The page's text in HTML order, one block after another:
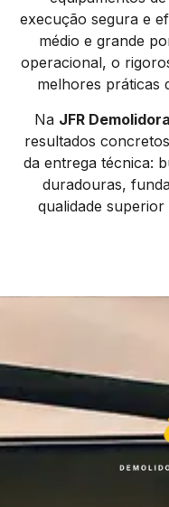
execução segura e
médio e grande
operacional, o
melhores práticas
Na JFR Demolidora
resultados
da entrega técnica:
duradouras,
qualidade